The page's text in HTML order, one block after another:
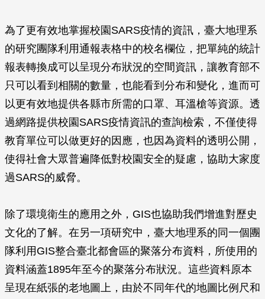
為了更有效地掌握校園SARS疫情的資訊，臺大地理系
的研究團隊利用通報表格中的校名欄位，把單純的統計
報表轉換成可以呈現分布狀況的空間資訊，讓教育部不
只可以看到相關的數量，也能看到分布和變化，進而可
以更有效地提供各縣市所需的口罩、耳溫槍等資源。透
過網路提供校園SARS疫情資訊的查詢檢索，不僅使得
教育單位可以做更好的因應，也因為資料的透明公開，
使得社會大眾普遍降低對校園安全的疑慮，協助大家度
過SARS的威脅。
除了環境衛生的應用之外，GIS也協助我們增進對歷史
文化的了解。在另一項研究中，臺大地理系的同一個團
隊利用GIS整合臺北都會區的聚落分布資料，所使用的
資料涵蓋1895年至今的聚落分布狀況。這些資料原本
呈現在紙張的老地圖上，由於不同年代的地圖比例尺和